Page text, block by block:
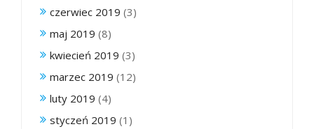
czerwiec 2019 (3)
maj 2019 (8)
kwiecień 2019 (3)
marzec 2019 (12)
luty 2019 (4)
styczeń 2019 (1)